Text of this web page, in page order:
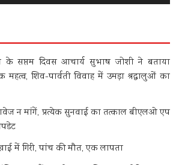
के सप्तम दिवस आचार्य सुभाष जोशी ने बताया
महत्व, शिव-पार्वती विवाह में उमड़ा श्रद्धालुओं का
न मांगें, प्रत्येक सुनवाई का तत्काल बीएलओ एप
में गिरी, पांच की मौत, एक लापता